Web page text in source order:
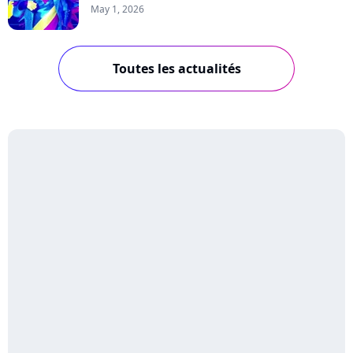
May 1, 2026
Toutes les actualités